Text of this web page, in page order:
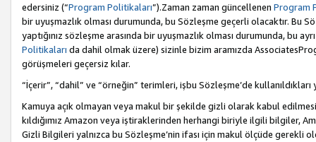
edersiniz (“Program Politikaları”).Zaman zaman güncellenen Program
bir uyuşmazlık olması durumunda, bu Sözleşme geçerli olacaktır. Bu
yaptığınız sözleşme arasında bir uyuşmazlık olması durumunda, bu
Politikaları da dahil olmak üzere) sizinle bizim aramızda
görüşmeleri geçersiz kılar.
“İçerir”, “dahil” ve “örneğin” terimleri, işbu Sözleşme’de
Kamuya açık olmayan veya makul bir şekilde gizli olarak kabul
kıldığımız Amazon veya iştiraklerinden herhangi biriyle ilgili bilgiler,
Gizli Bilgileri yalnızca bu Sözleşme’nin ifası için makul ölçüde gerekli